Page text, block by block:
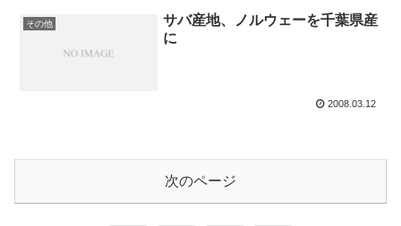
その他
サバ産地、ノルウェーを千葉県産
に
2008.03.12
次のページ